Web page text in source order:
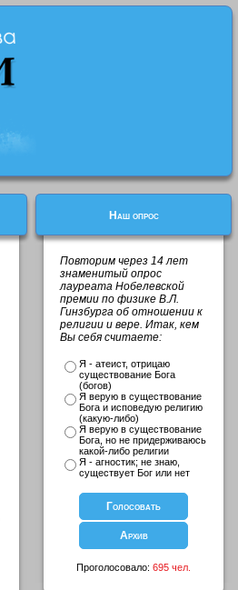
Наш опрос
Повторим через 14 лет
знаменитый опрос
лауреата Нобелевской
премии по физике В.Л.
Гинзбурга об отношении к
религии и вере. Итак, кем
Вы себя считаете:
Я - атеист, отрицаю
существование Бога
(богов)
Я верую в существование
Бога и исповедую религию
(какую-либо)
Я верую в существование
Бога, но не придерживаюсь
какой-либо религии
Я - агностик; не знаю,
существует Бог или нет
Проголосовало: 695 чел.